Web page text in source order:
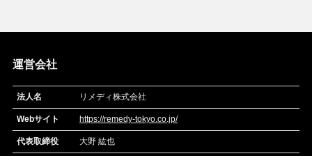
運営会社
法人名 リメディ株式会社
Webサイト https://remedy-tokyo.co.jp/
代表取締役 大野 紘也